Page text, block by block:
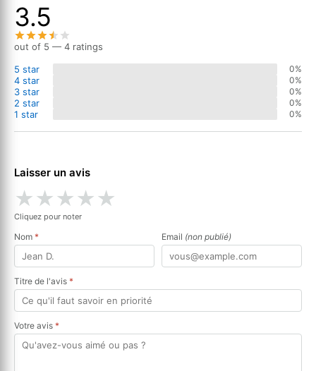
3.5
out of 5 — 4 ratings
5 star
0%
4 star 0%
3 star 0%
2 star 0%
1 star 0%
Laisser un avis
★★★★★
Cliquez pour noter
Nom * Email (non publié)
Titre de l'avis *
Votre avis *